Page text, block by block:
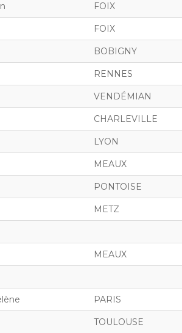
FOIX
FOIX
BOBIGNY
RENNES
VENDÉMIAN
CHARLEVILLE
LYON
MEAUX
PONTOISE
METZ
MEAUX
PARIS
TOULOUSE